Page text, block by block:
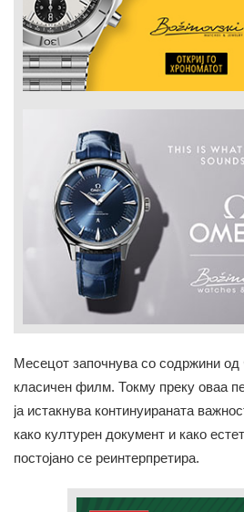
Месецот започнува со содржини
класичен филм. Токму преку оваа
ја истакнува континуираната
како културен документ и како
постојано се реинтерпретира.